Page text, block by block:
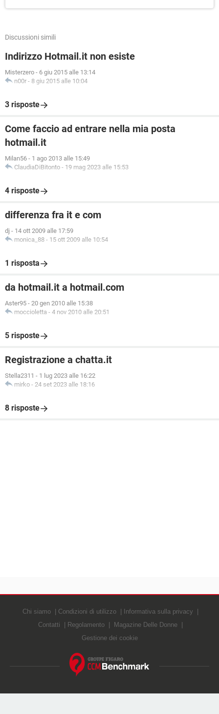
Discussioni simili
Indirizzo Hotmail.it non esiste
Misterzero - 6 giu 2015 alle 13:14
n00r - 8 giu 2015 alle 10:04
3 risposte
Come faccio ad entrare nella mia posta
hotmail.it
Milan56 - 1 ago 2013 alle 15:49
ClaudiaDiBitonto - 19 mag 2023 alle 15:53
4 risposte
differenza fra it e com
dj - 14 ott 2009 alle 17:59
monica_88 - 15 ott 2009 alle 10:54
1 risposta
da hotmail.it a hotmail.com
Aster95 - 20 gen 2010 alle 15:38
moccioletta - 4 nov 2010 alle 20:51
5 risposte
Registrazione a chatta.it
Stella2311 - 1 lug 2023 alle 16:22
mirko - 24 set 2023 alle 18:16
8 risposte
Chi siamo Condizioni di utilizzo
Informativa sulla privacy
Contatti
Regolamento
Magazine Delle Donne
Gestione dei cookie